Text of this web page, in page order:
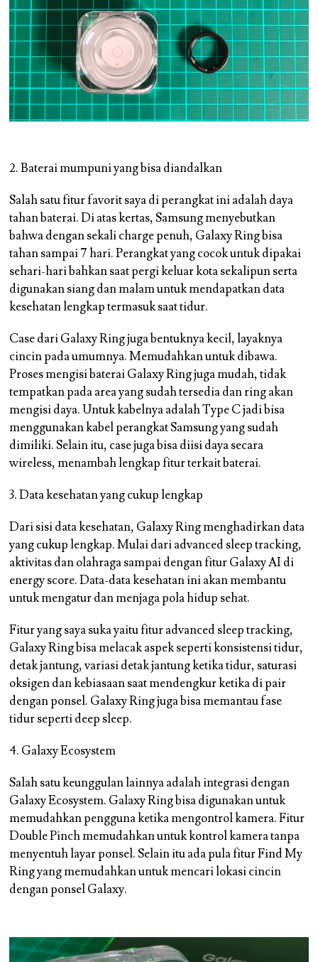
2. Baterai mumpuni yang bisa diandalkan
Salah satu fitur favorit saya di perangkat ini adalah daya
tahan baterai. Di atas kertas, Samsung menyebutkan
bahwa dengan sekali charge penuh, Galaxy Ring bisa
tahan sampai 7 hari. Perangkat yang cocok untuk dipakai
sehari-hari bahkan saat pergi keluar kota sekalipun serta
digunakan siang dan malam untuk mendapatkan data
kesehatan lengkap termasuk saat tidur.
Case dari Galaxy Ring juga bentuknya kecil, layaknya
cincin pada umumnya. Memudahkan untuk dibawa.
Proses mengisi baterai Galaxy Ring juga mudah, tidak
tempatkan pada area yang sudah tersedia dan ring akan
mengisi daya. Untuk kabelnya adalah Type C jadi bisa
menggunakan kabel perangkat Samsung yang sudah
dimiliki. Selain itu, case juga bisa diisi daya secara
wireless, menambah lengkap fitur terkait baterai.
3. Data kesehatan yang cukup lengkap
Dari sisi data kesehatan, Galaxy Ring menghadirkan data
yang cukup lengkap. Mulai dari advanced sleep tracking,
aktivitas dan olahraga sampai dengan fitur Galaxy AI di
energy score. Data-data kesehatan ini akan membantu
untuk mengatur dan menjaga pola hidup sehat.
Fitur yang saya suka yaitu fitur advanced sleep tracking,
Galaxy Ring bisa melacak aspek seperti konsistensi tidur,
detak jantung, variasi detak jantung ketika tidur, saturasi
oksigen dan kebiasaan saat mendengkur ketika di pair
dengan ponsel. Galaxy Ring juga bisa memantau fase
tidur seperti deep sleep.
4. Galaxy Ecosystem
Salah satu keunggulan lainnya adalah integrasi dengan
Galaxy Ecosystem. Galaxy Ring bisa digunakan untuk
memudahkan pengguna ketika mengontrol kamera. Fitur
Double Pinch memudahkan untuk kontrol kamera tanpa
menyentuh layar ponsel. Selain itu ada pula fitur Find My
Ring yang memudahkan untuk mencari lokasi cincin
dengan ponsel Galaxy.